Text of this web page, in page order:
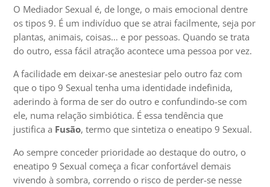
O Mediador Sexual é, de longe, o mais emocional dentre
os tipos 9. É um indivíduo que se atrai facilmente, seja por
plantas, animais, coisas… e por pessoas. Quando se trata
do outro, essa fácil atração acontece uma pessoa por vez.
A facilidade em deixar-se anestesiar pelo outro faz com
que o tipo 9 Sexual tenha uma identidade indefinida,
aderindo à forma de ser do outro e confundindo-se com
ele, numa relação simbiótica. É essa tendência que
justifica a Fusão, termo que sintetiza o eneatipo 9 Sexual.
Ao sempre conceder prioridade ao destaque do outro, o
eneatipo 9 Sexual começa a ficar confortável demais
vivendo à sombra, correndo o risco de perder-se nesse